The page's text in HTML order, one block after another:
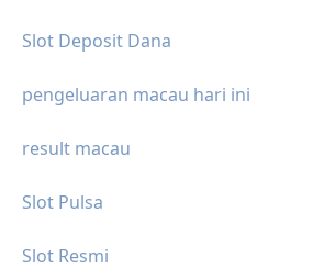
Slot Deposit Dana
pengeluaran macau hari ini
result macau
Slot Pulsa
Slot Resmi